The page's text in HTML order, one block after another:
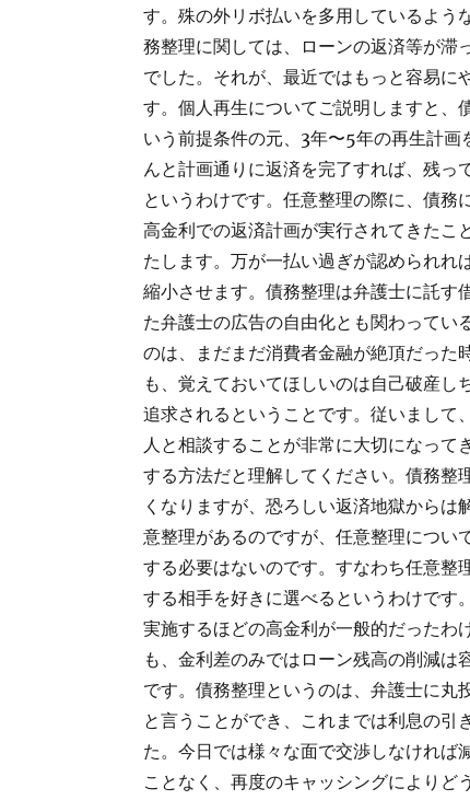
す。殊の外リボ払いを多用しているよう
務整理に関しては、ローンの返済等が滞
でした。それが、最近ではもっと容易に
す。個人再生についてご説明しますと、
いう前提条件の元、3年〜5年の再生計
んと計画通りに返済を完了すれば、残っ
というわけです。任意整理の際に、債務
高金利での返済計画が実行されてきたこ
たします。万が一払い過ぎが認められれ
縮小させます。債務整理は弁護士に託
た弁護士の広告の自由化とも関わって
のは、まだまだ消費者金融が絶頂だった
も、覚えておいてほしいのは自己破産
追求されるということです。従いまして
人と相談することが非常に大切になっ
する方法だと理解してください。債務整
くなりますが、恐ろしい返済地獄から
意整理があるのですが、任意整理につい
する必要はないのです。すなわち任意整
する相手を好きに選べるというわけです
実施するほどの高金利が一般的だったわ
も、金利差のみではローン残高の削減は
です。債務整理というのは、弁護士に丸
と言うことができ、これまでは利息の引
た。今日では様々な面で交渉しなければ
ことなく、再度のキャッシングによりど